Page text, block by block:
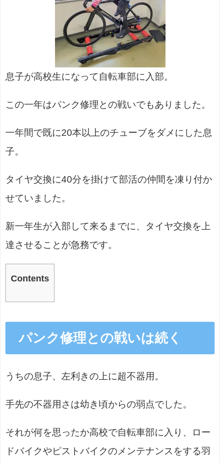
息子が高校生になって自転車部に入部。
この一年はパンク修理との戦いでもありました。
一年間で既に20本以上のチューブをダメにした息
子。
タイヤ交換に40分を掛けて部活の仲間を凍り付か
せていました。
新一年生が入部して来るまでに、タイヤ交換を上
達させることが急務です。
Contents
パンク修理との戦いは続く
うちの息子、左利きの上に超不器用。
手先の不器用さは幼き頃からの弱点でした。
それが何を思ったか高校で自転車部に入り、ロー
ドバイクやピストバイクのメンテナンスをする羽